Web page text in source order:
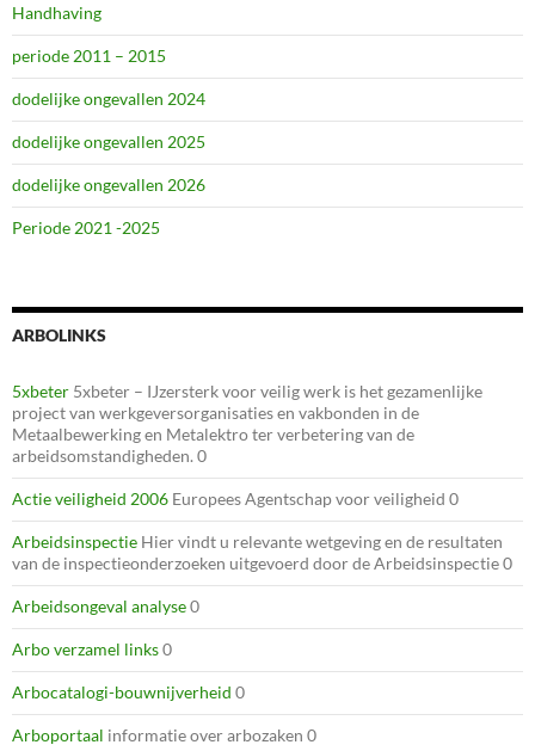
Handhaving
periode 2011 – 2015
dodelijke ongevallen 2024
dodelijke ongevallen 2025
dodelijke ongevallen 2026
Periode 2021 -2025
ARBOLINKS
5xbeter 5xbeter – IJzersterk voor veilig werk is het gezamenlijke
project van werkgeversorganisaties en vakbonden in de
Metaalbewerking en Metalektro ter verbetering van de
arbeidsomstandigheden. 0
Actie veiligheid 2006 Europees Agentschap voor veiligheid 0
Arbeidsinspectie Hier vindt u relevante wetgeving en de resultaten
van de inspectieonderzoeken uitgevoerd door de Arbeidsinspectie 0
Arbeidsongeval analyse0
Arbo verzamel links0
Arbocatalogi-bouwnijverheid 0
Arboportaal informatie over arbozaken 0